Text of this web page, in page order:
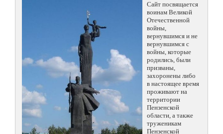
Сайт посвящается
воинам Великой
Отечественной
войны,
вернувшимся и не
вернувшимся с
войны, которые
родились, были
призваны,
захоронены либо
в настоящее время
проживают на
территории
Пензенской
области, а также
труженикам
Пензенской